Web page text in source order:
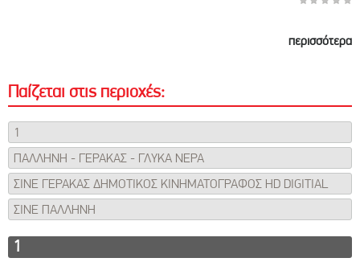
περισσότερα
Παίζεται στις περιοχές:
1
ΠΑΛΛΗΝΗ - ΓΕΡΑΚΑΣ - ΓΛΥΚΑ ΝΕΡΑ
ΣΙΝΕ ΓΕΡΑΚΑΣ ΔΗΜΟΤΙΚΟΣ ΚΙΝΗΜΑΤΟΓΡΑΦΟΣ HD DIGITIAL
ΣΙΝΕ ΠΑΛΛΗΝΗ
1